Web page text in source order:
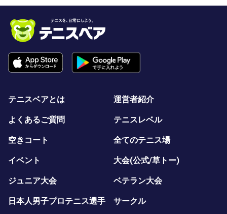
テニスベアとは 運営者紹介
よくあるご質問 テニスレベル
空きコート 全てのテニス場
イベント 大会(公式/草トー)
ジュニア大会 ベテラン大会
日本人男子プロテニス選手 サークル